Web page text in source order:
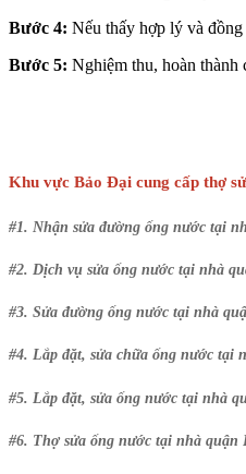
Bước 4: Nếu thấy hợp lý và
Bước 5: Nghiệm thu, hoàn thành
Khu vực Bảo Đại cung cấp thợ
#1. Nhận sửa đường ống nước tại
#2. Dịch vụ sửa ống nước tại nhà
#3. Sửa đường ống nước tại nhà
#4. Lắp đặt, sửa chữa ống nước tại
#5. Lắp đặt, sửa ống nước tại nhà
#6. Thợ sửa ống nước tại nhà